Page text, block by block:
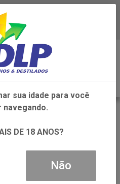
já o APP da DLP Vinhos
sua idade para você
navegando.
DE 18 ANOS?
Não